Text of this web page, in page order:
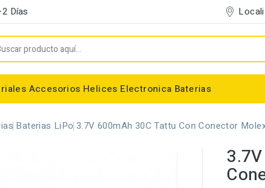
Días
Accesorios Helices Electronica Baterias
Baterias LiPo 3.7V 600mAh 30C Tattu Con Conector